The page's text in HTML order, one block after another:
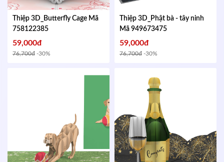
Thiệp 3D_Butterfly Cage Mã
758122385
59,000đ
76,700đ -30%
Thiệp 3D_Phật bà - tây ninh
Mã 949673475
59,000đ
76,700đ -30%